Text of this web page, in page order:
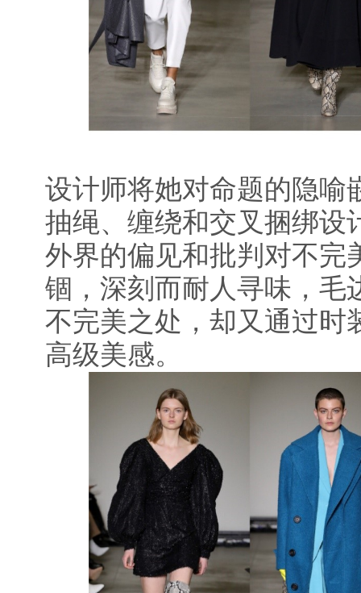
设计师将她对命题的隐喻
抽绳、缠绕和交叉捆绑设
外界的偏见和批判对不完
锢，深刻而耐人寻味，毛
不完美之处，却又通过时
高级美感。